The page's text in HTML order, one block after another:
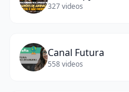
327videos
Canal Futura
558videos